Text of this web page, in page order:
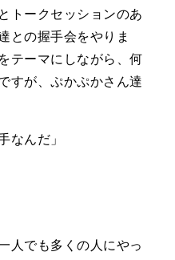
ぷかぷか日記
トークセッションのあ
との握手会をやりま
テーマにしながら、何
すが、ぷかぷかさん達
なんだ」
人でも多くの人にやっ